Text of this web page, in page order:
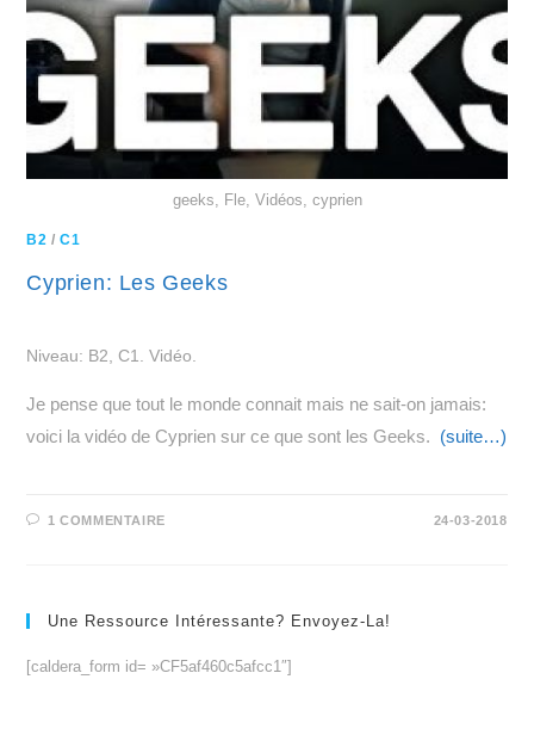
geeks, Fle, Vidéos, cyprien
B2 /C1
Cyprien: Les Geeks
Niveau: B2, C1. Vidéo.
Je pense que tout le monde connait mais ne sait-on jamais:
voici la vidéo de Cyprien sur ce que sont les Geeks. (suite…)
1 COMMENTAIRE 24-03-2018
Une Ressource Intéressante? Envoyez-La!
[caldera_form id= »CF5af460c5afcc1″]